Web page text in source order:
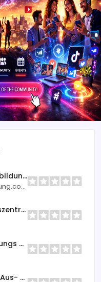
A.S.D. Aus- und Weiterbildung
https://www.asd-ausbildung.com
Aus- & Weiterbildungszentrum Bau
afk-Aus- und Fortbildungs GmbH für elektronische Medien
AAW- Arbeitskreis für Aus- und Weiterbildung e.V. Bildungseinrichtung